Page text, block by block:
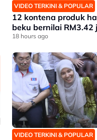
VIDEO TERKINI & POPULAR
12 kontena produk
beku bernilai RM3.42
18 hours ago
VIDEO TERKINI & POPULAR